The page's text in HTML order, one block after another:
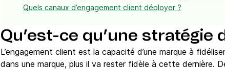
Quels canaux d’engagement client déployer ?
Qu’est-ce qu’une stratégie
​L’engagement client est la capacité d’une marque à
dans une marque, plus il va rester fidèle à cette dernière.